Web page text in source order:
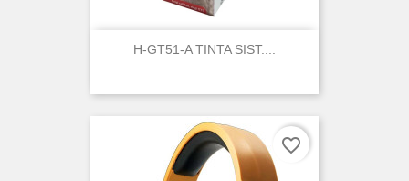
H-GT51-A TINTA SIST....
favorite_border